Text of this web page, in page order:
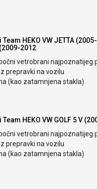
HEKO VW JETTA
2012
vetrobrani najpoznatijeg
prepravki na vozilu
(kao zatamnjena stakla)
HEKO VW GOLF 5 V
vetrobrani najpoznatijeg
prepravki na vozilu
(kao zatamnjena stakla)